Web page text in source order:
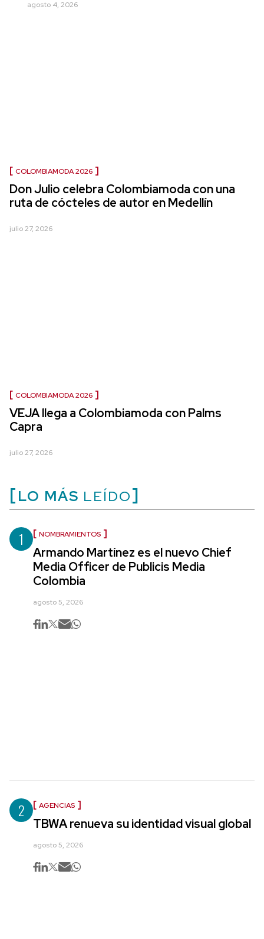
agosto 4, 2026
COLOMBIAMODA 2026
Don Julio celebra Colombiamoda con una
ruta de cócteles de autor en Medellín
julio 27, 2026
COLOMBIAMODA 2026
VEJA llega a Colombiamoda con Palms
Capra
julio 27, 2026
LO MÁS LEÍDO
1 NOMBRAMIENTOS
Armando Martínez es el nuevo Chief
Media Officer de Publicis Media
Colombia
agosto 5, 2026
2 AGENCIAS
TBWA renueva su identidad visual global
agosto 5, 2026